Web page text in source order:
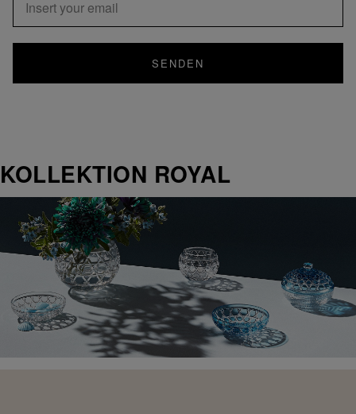
SENDEN
KOLLEKTION ROYAL